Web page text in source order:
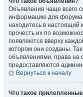
Объявления чаще всего
информацию для
находитесь в
прочесть их по
появляются вверху
котором они созданы.
объявлениями, права на
предоставляются
Вернуться к началу
Что такое